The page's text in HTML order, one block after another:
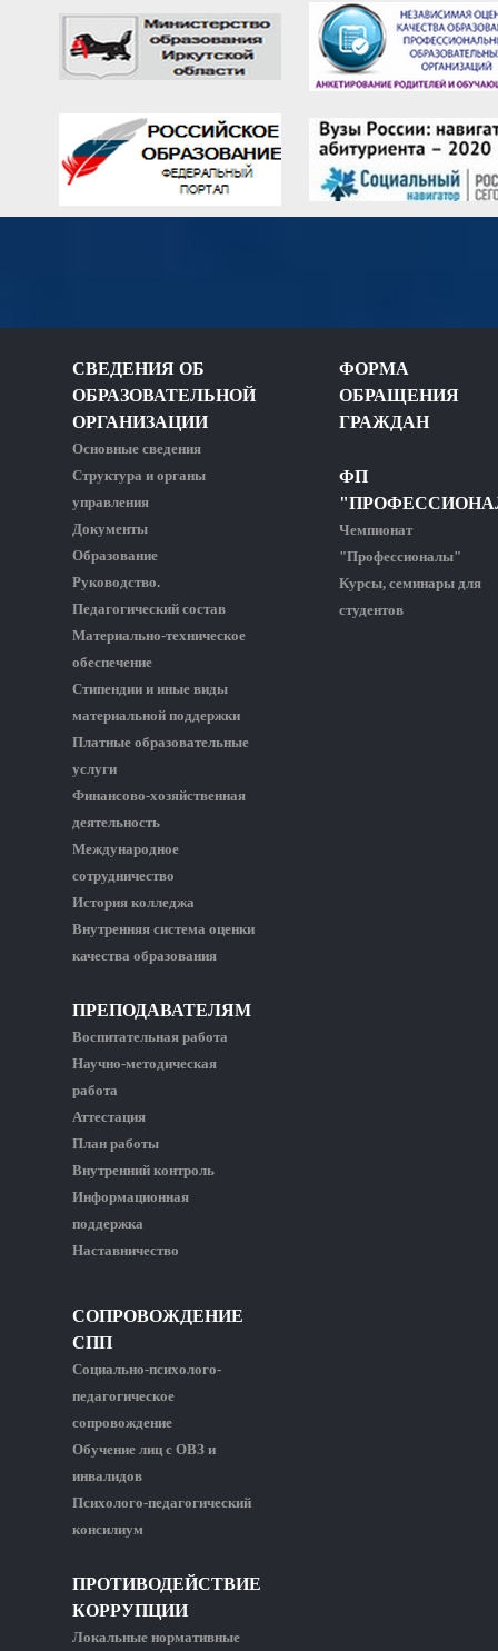
СВЕДЕНИЯ ОБ
ОБРАЗОВАТЕЛЬНОЙ
ОРГАНИЗАЦИИ
Основные сведения
Структура и органы
управления
Документы
Образование
Руководство.
Педагогический состав
Материально-техническое
обеспечение
Стипендии и иные виды
материальной поддержки
Платные образовательные
услуги
Финансово-хозяйственная
деятельность
Международное
сотрудничество
История колледжа
Внутренняя система оценки
качества образования
ПРЕПОДАВАТЕЛЯМ
Воспитательная работа
Научно-методическая
работа
Аттестация
План работы
Внутренний контроль
Информационная
поддержка
Наставничество
ФОРМА
ОБРАЩЕНИЯ
ГРАЖДАН
ФП
Чемпионат
"Профессионалы"
Курсы, семинары для
студентов
СОПРОВОЖДЕНИЕ
СПП
Социально-психолого-
педагогическое
сопровождение
Обучение лиц с ОВЗ и
инвалидов
Психолого-педагогический
консилиум
ПРОТИВОДЕЙСТВИЕ
КОРРУПЦИИ
Локальные нормативные